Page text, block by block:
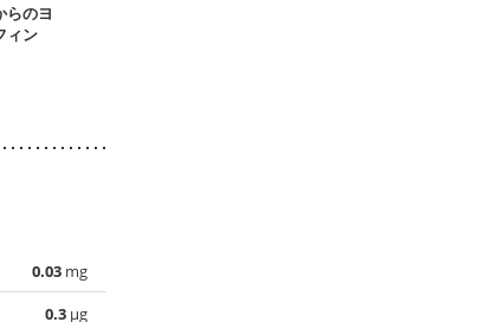
らのヨ
ィン
0.03 mg
0.3 µg